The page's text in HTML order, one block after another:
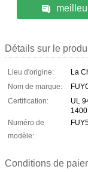
Détails sur le
Lieu d'origine:
La
Nom de marque:
Certification:
UL
Numéro de
modèle:
Conditions de